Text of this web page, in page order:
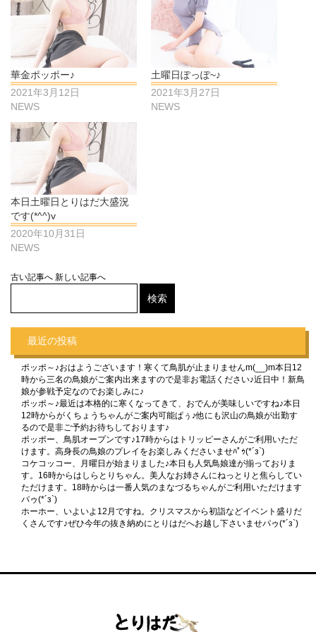
華金ポッポー♪
2021年3月12日
NEWS
土曜日ぽっぽ~♪
2021年3月27日
NEWS
本日土曜日とりはだ大盛況
です(*^^)v
2020年10月31日
NEWS
古い記事へ 新しい記事へ
最近の投稿
ポッポ～♪おはようございます！寒くて鳥肌が止まりませんm(__)m本日12
時から三名の鳥娘がご案内出来ますので是非お電話ください♪近日中！新鳥
娘が参戦予定なのでお楽しみに♪
ポッポ～♪最近は本格的に寒くなってきて、おでんが美味しいですね♪本日
12時からがくちょうちゃんがご案内可能ぱぅ♪他にも沢山の鳥娘が出勤す
るので是非ご予約お待ちしております♪
ポッポー、鳥肌オープンです♪17時からはトリッピーさんがご利用いただ
けます。高身長の鳥娘のプレイをお楽しみくださいませﾊﾟｩ(*´з`)
コケコッコー、月曜日が始まりました♪本日も人気鳥娘達が揃っておりま
す。16時からはしらとりちゃん。美人なお姉さんにねっとりと焦らしてい
ただけます。18時からは一番人気のまなづるちゃんがご利用いただけます
パゥ(*´з`)
ホーホー、いよいよ12月ですね。クリスマスから初詣などイベント盛りだ
くさんです♪ぜひ今年の抜き納めにとりはだへお越し下さいませパゥ(*´з`)